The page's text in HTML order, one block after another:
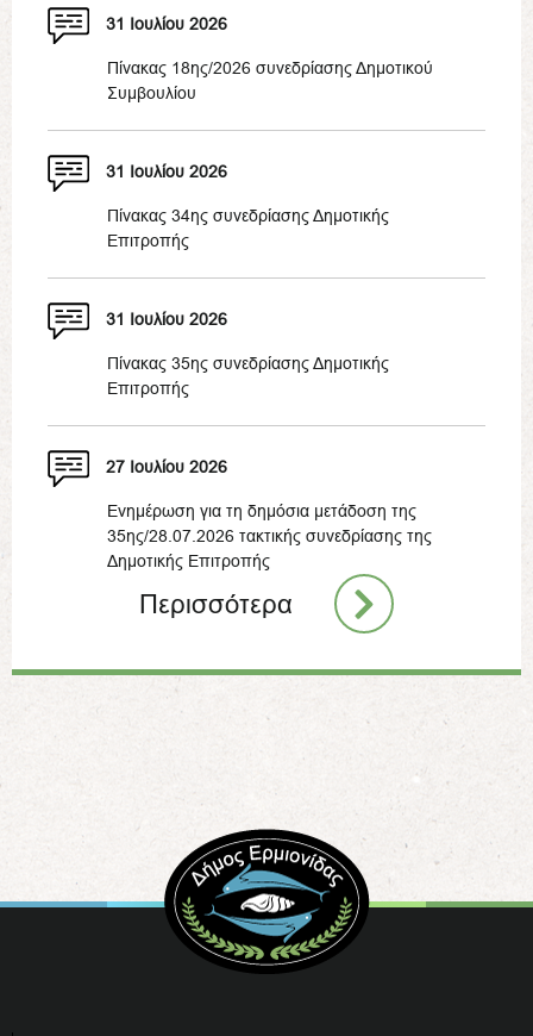
31 Ιουλίου 2026
Πίνακας 18ης/2026 συνεδρίασης Δημοτικού
Συμβουλίου
31 Ιουλίου 2026
Πίνακας 34ης συνεδρίασης Δημοτικής
Επιτροπής
31 Ιουλίου 2026
Πίνακας 35ης συνεδρίασης Δημοτικής
Επιτροπής
27 Ιουλίου 2026
Ενημέρωση για τη δημόσια μετάδοση της
35ης/28.07.2026 τακτικής συνεδρίασης της
Δημοτικής Επιτροπής
Περισσότερα